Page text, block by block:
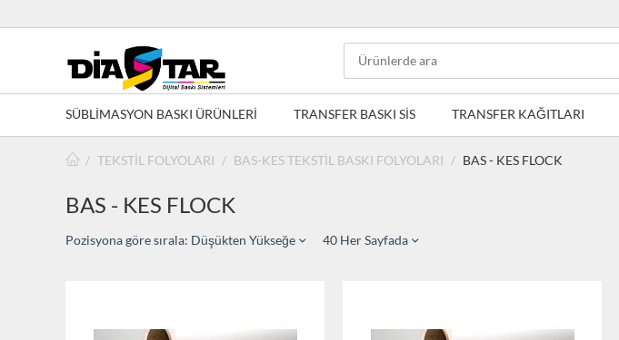
SÜBLİMASYON BASKI ÜRÜNLERİ TRANSFER BASKI SİS TRANSFER KAĞITLARI
/ TEKSTİL FOLYOLARI / BAS-KES TEKSTİL BASKI FOLYOLARI / BAS - KES FLOCK
BAS - KES FLOCK
Pozisyona göre sırala: Düşükten Yükseğe 40 Her Sayfada